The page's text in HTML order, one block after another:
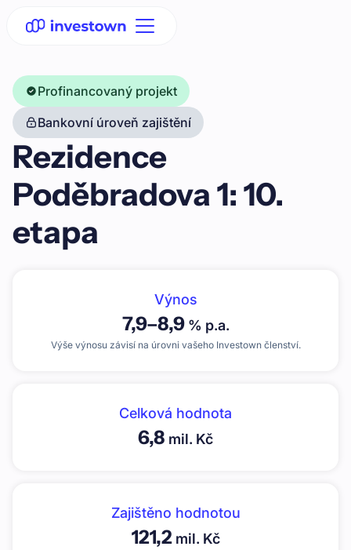
Profinancovaný projekt
Bankovní úroveň zajištění
Rezidence
Poděbradova 1: 10.
etapa
Výnos
7,9–8,9% p.a.
Výše výnosu závisí na úrovni vašeho Investown členství.
Celková hodnota
6,8 mil. Kč
Zajištěno hodnotou
121,2mil. Kč